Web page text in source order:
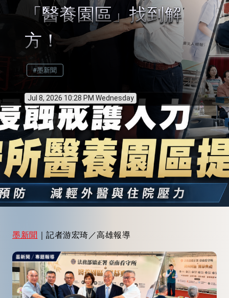
「醫養園區」找到解
方！
#墨新聞
Jul 8, 2026 10:28 PM Wednesday
墨新聞 ｜記者游宏琦／高雄報導